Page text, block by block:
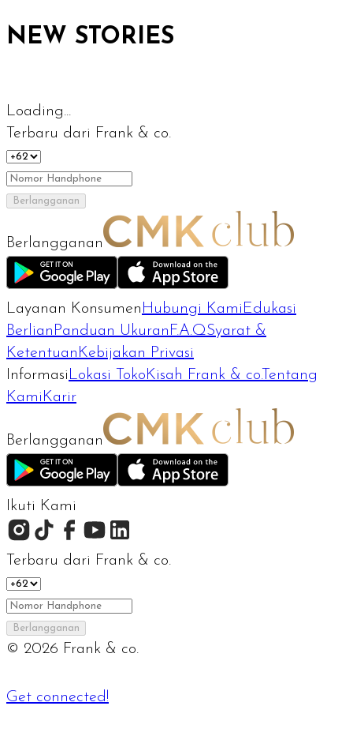
NEW STORIES
Loading...
Terbaru dari Frank & co.
Berlangganan
Berlangganan
Layanan Konsumen Hubungi Kami Edukasi
Berlian Panduan Ukuran F.A.QSyarat &
Ketentuan Kebijakan Privasi
Informasi Lokasi TokoKisah Frank & co.Tentang
Kami Karir
Berlangganan
Ikuti Kami
Terbaru dari Frank & co.
Berlangganan
© 2026 Frank & co.
Get connected!